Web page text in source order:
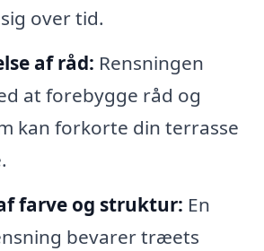
over tid.
af råd: Rensningen
at forebygge råd og
kan forkorte din terrasse
farve og struktur: En
bevarer træets